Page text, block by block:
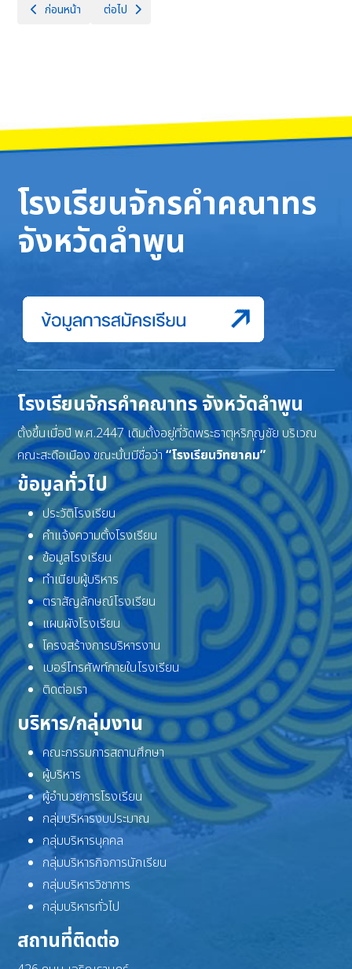
เนื้อหาก่อนหน้า: โรงเรียนจักรคำคณาทร จังหวัดลำพูน ได้จัดการประชุมครูแ
ก่อนหน้า เนื้อหาถัดไป: “120 ปี ราตรีจักรคำฯ” งานแสดงดนตรี - ลี
ต่อไป
โรงเรียนจักรคำคณาทร
จังหวัดลำพูน
โรงเรียนจักรคำคณาทร จังหวัดลำพูน
ตั้งขึ้นเมื่อปี พ.ศ.2447 เดิมตั้งอยู่ที่วัดพระธาตุหริภุญชัย บริเวณ
คณะสะดือเมือง ขณะนั้นมีชื่อว่า“โรงเรียนวิทยาคม”
ข้อมูลทั่วไป
ประวัติโรงเรียน
คำแจ้งความตั้งโรงเรียน
ข้อมูลโรงเรียน
ทำเนียบผู้บริหาร
ตราสัญลักษณ์โรงเรียน
แผนผังโรงเรียน
โครงสร้างการบริหารงาน
เบอร์โทรศัพท์ภายในโรงเรียน
ติดต่อเรา
บริหาร/กลุ่มงาน
คณะกรรมการสถานศึกษา
ผู้บริหาร
ผู้อำนวยการโรงเรียน
กลุ่มบริหารงบประมาณ
กลุ่มบริหารบุคคล
กลุ่มบริหารกิจการนักเรียน
กลุ่มบริหารวิชาการ
กลุ่มบริหารทั่วไป
สถานที่ติดต่อ